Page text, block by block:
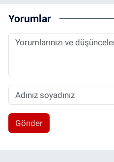
Yorumlar
Gönder